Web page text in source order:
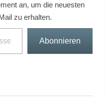
an, um die neuesten
zu erhalten.
Abonnieren